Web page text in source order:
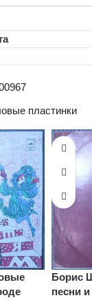
пластинки
Борис
песни